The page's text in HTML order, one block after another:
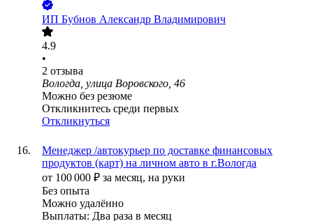
ИП Бубнов Александр Владимирович
4.9
•
2 отзыва
Вологда, улица Воровского, 46
Можно без резюме
Откликнитесь среди первых
Откликнуться
Менеджер /автокурьер по доставке финансовых
продуктов (карт) на личном авто в г.Вологда
от 100 000 ₽ за месяц, на руки
Без опыта
Можно удалённо
Выплаты: Два раза в месяц